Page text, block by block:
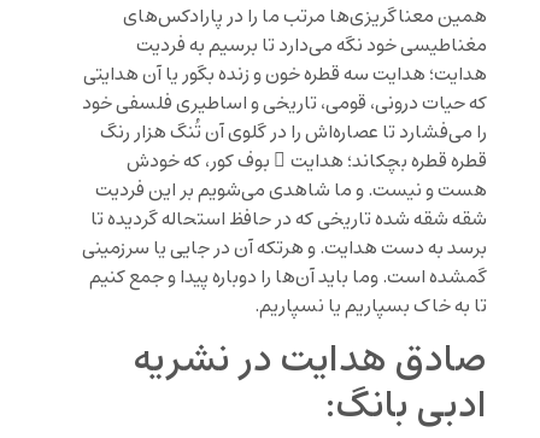
همین معناگریزی‌ها مرتب ما را در پارادکس‌های
مغناطیسی خود نگه می‌دارد تا برسیم به فردیت
هدایت؛ هدایت سه قطره خون و زنده بگور یا آن هدایتی
که حیات درونی، قومی، تاریخی و اساطیری فلسفی خود
را می‌فشارد تا عصاره‌اش را در گلوی آن تُنگ هزار رنگ
قطره قطره بچکاند؛ هدایت ِ بوف کور، که خودش
هست و نیست. و ما شاهد‌ی می‌شویم بر این فردیت
شقه شقه شده تاریخی که در حافظ استحاله گردیده تا
برسد به دست هدایت. و هرتکه آن در جایی یا سرزمینی
گمشده است. وما باید آن‌ها را دوباره پیدا و جمع کنیم
تا به خاک بسپاریم یا نسپاریم.
صادق هدایت در نشریه
ادبی بانگ: